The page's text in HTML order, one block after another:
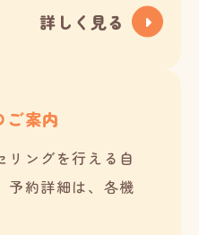
詳しく見る
ご案内
リングを行える自
予約詳細は、各機